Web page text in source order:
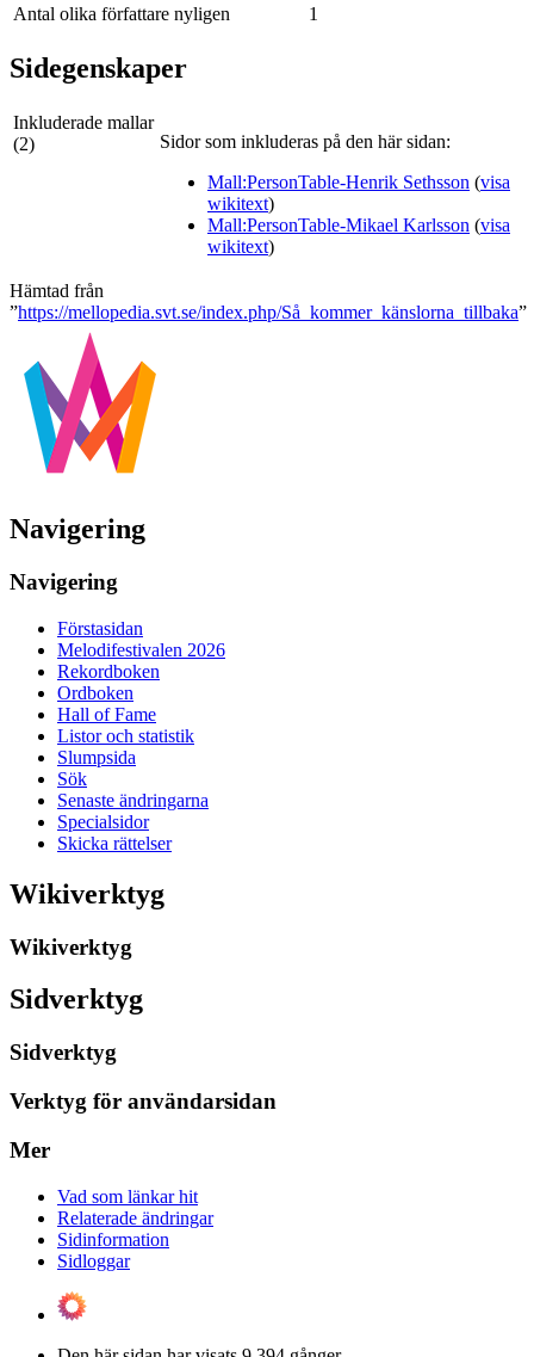
Antal olika författare nyligen 1
Sidegenskaper
Inkluderade mallar
(2)
Sidor som inkluderas på den här sidan:
Mall:PersonTable-Henrik Sethsson (visa
wikitext)
Mall:PersonTable-Mikael Karlsson (visa
wikitext)
Hämtad från
”https://mellopedia.svt.se/index.php/Så_kommer_känslorna_tillbaka”
Navigering
Navigering
Förstasidan
Melodifestivalen 2026
Rekordboken
Ordboken
Hall of Fame
Listor och statistik
Slumpsida
Sök
Senaste ändringarna
Specialsidor
Skicka rättelser
Wikiverktyg
Wikiverktyg
Sidverktyg
Sidverktyg
Verktyg för användarsidan
Mer
Vad som länkar hit
Relaterade ändringar
Sidinformation
Sidloggar